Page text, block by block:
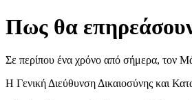
Πως θα επηρεάσουν
Σε περίπου ένα χρόνο από σήμερα, τον
Η Γενική Διεύθυνση Δικαιοσύνης και